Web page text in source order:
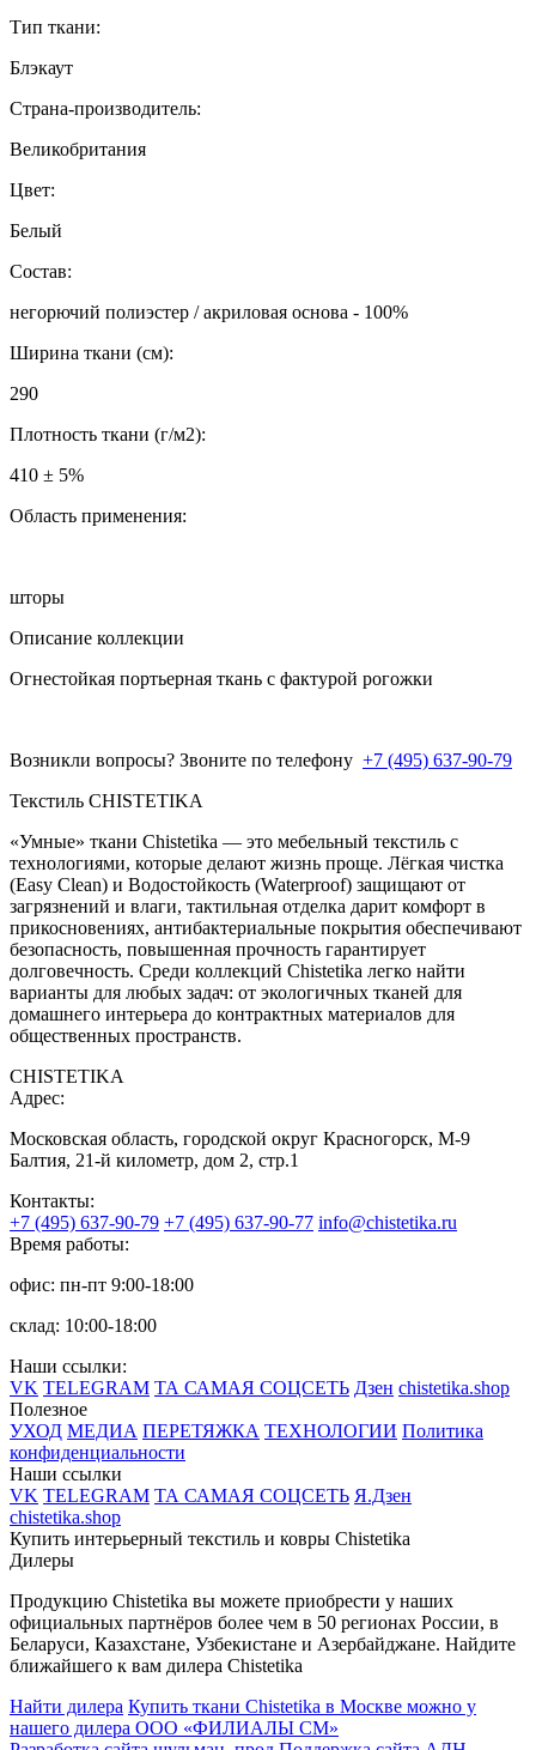
Тип ткани:
Блэкаут
Страна-производитель:
Великобритания
Цвет:
Белый
Состав:
негорючий полиэстер / акриловая основа - 100%
Ширина ткани (см):
290
Плотность ткани (г/м2):
410 ± 5%
Область применения:
шторы
Описание коллекции
Огнестойкая портьерная ткань с фактурой рогожки
Возникли вопросы? Звоните по телефону +7 (495) 637-90-79
Текстиль CHISTETIKA
«Умные» ткани Chistetika — это мебельный текстиль с
технологиями, которые делают жизнь проще. Лёгкая чистка
(Easy Clean) и Водостойкость (Waterproof) защищают от
загрязнений и влаги, тактильная отделка дарит комфорт в
прикосновениях, антибактериальные покрытия обеспечивают
безопасность, повышенная прочность гарантирует
долговечность. Среди коллекций Chistetika легко найти
варианты для любых задач: от экологичных тканей для
домашнего интерьера до контрактных материалов для
общественных пространств.
CHISTETIKA
Адрес:
Московская область, городской округ Красногорск, М-9
Балтия, 21-й километр, дом 2, стр.1
Контакты:
+7 (495) 637-90-79 +7 (495) 637-90-77 info@chistetika.ru
Время работы:
офис: пн-пт 9:00-18:00
склад: 10:00-18:00
Наши ссылки:
VK TELEGRAM ТА САМАЯ СОЦСЕТЬ Дзен chistetika.shop
Полезное
УХОД МЕДИА ПЕРЕТЯЖКА ТЕХНОЛОГИИ Политика
конфиденциальности
Наши ссылки
VK TELEGRAM ТА САМАЯ СОЦСЕТЬ Я.Дзен
chistetika.shop
Купить интерьерный текстиль и ковры Chistetika
Дилеры
Продукцию Chistetika вы можете приобрести у наших
официальных партнёров более чем в 50 регионах России, в
Беларуси, Казахстане, Узбекистане и Азербайджане. Найдите
ближайшего к вам дилера Chistetika
Найти дилера Купить ткани Chistetika в Москве можно у
нашего дилера ООО «ФИЛИАЛЫ СМ»